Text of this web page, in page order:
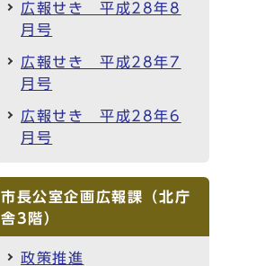
広報せき 平成28年8
月号
広報せき 平成28年7
月号
広報せき 平成28年6
月号
市長公室企画広報課（北庁
舎3階）
政策推進